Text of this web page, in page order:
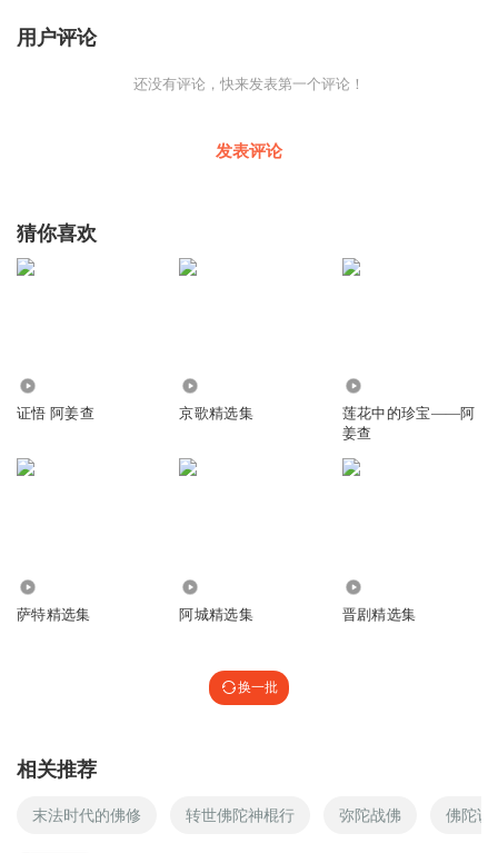
用户评论
还没有评论，快来发表第一个评论！
发表评论
猜你喜欢
证悟 阿姜查 京歌精选集
莲花中的珍宝——阿
姜查
萨特精选集 阿城精选集 晋剧精选集
换一批
相关推荐
末法时代的佛修 转世佛陀神棍行 弥陀战佛 佛陀说